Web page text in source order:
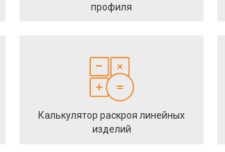
профиля
Калькулятор раскроя линейных
изделий